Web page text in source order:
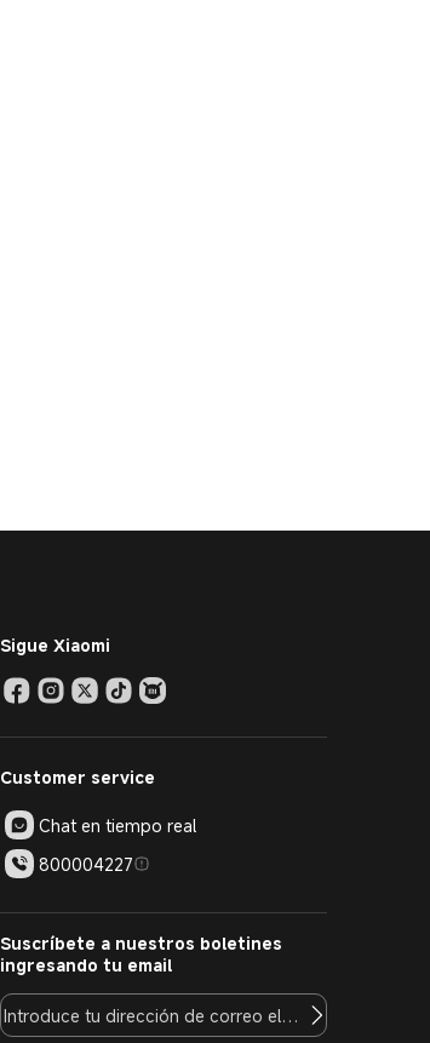
Sigue Xiaomi
Customer service
Chat en tiempo real
800004227
Suscríbete a nuestros boletines
ingresando tu email